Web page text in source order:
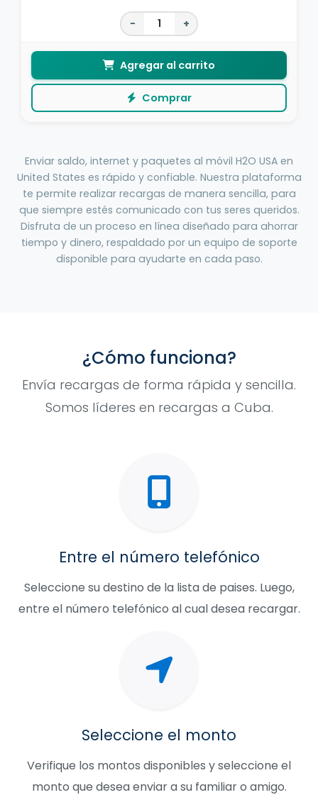
− +
Agregar al carrito
Comprar
Enviar saldo, internet y paquetes al móvil H2O USA en
United States es rápido y confiable. Nuestra plataforma
te permite realizar recargas de manera sencilla, para
que siempre estés comunicado con tus seres queridos.
Disfruta de un proceso en línea diseñado para ahorrar
tiempo y dinero, respaldado por un equipo de soporte
disponible para ayudarte en cada paso.
¿Cómo funciona?
Envía recargas de forma rápida y sencilla.
Somos líderes en recargas a Cuba.
Entre el número telefónico
Seleccione su destino de la lista de paises. Luego,
entre el número telefónico al cual desea recargar.
Seleccione el monto
Verifique los montos disponibles y seleccione el
monto que desea enviar a su familiar o amigo.